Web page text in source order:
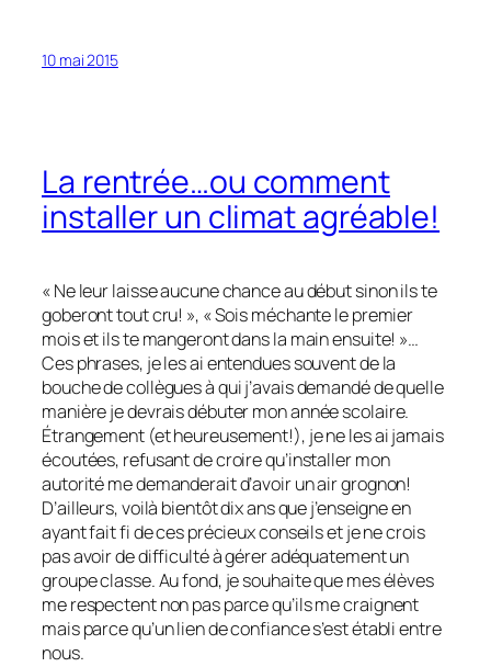
10 mai 2015
La rentrée…ou comment
installer un climat agréable!
« Ne leur laisse aucune chance au début sinon ils te
goberont tout cru! », « Sois méchante le premier
mois et ils te mangeront dans la main ensuite! »…
Ces phrases, je les ai entendues souvent de la
bouche de collègues à qui j’avais demandé de quelle
manière je devrais débuter mon année scolaire.
Étrangement (et heureusement!), je ne les ai jamais
écoutées, refusant de croire qu’installer mon
autorité me demanderait d’avoir un air grognon!
D’ailleurs, voilà bientôt dix ans que j’enseigne en
ayant fait fi de ces précieux conseils et je ne crois
pas avoir de difficulté à gérer adéquatement un
groupe classe. Au fond, je souhaite que mes élèves
me respectent non pas parce qu’ils me craignent
mais parce qu’un lien de confiance s’est établi entre
nous.